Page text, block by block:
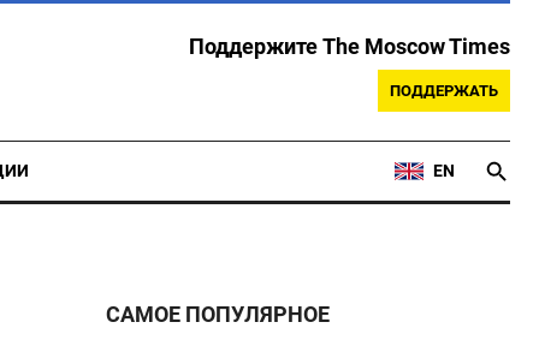
Поддержите The Moscow Times
ПОДДЕРЖАТЬ
EN
САМОЕ ПОПУЛЯРНОЕ